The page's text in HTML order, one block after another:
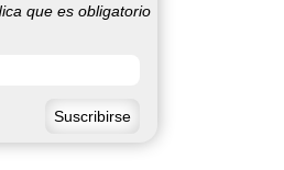
que es obligatorio